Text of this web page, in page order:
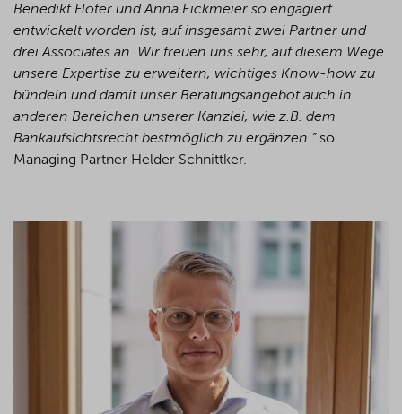
Benedikt Flöter und Anna Eickmeier so engagiert
entwickelt worden ist, auf insgesamt zwei Partner und
drei Associates an. Wir freuen uns sehr, auf diesem Wege
unsere Expertise zu erweitern, wichtiges Know-how zu
bündeln und damit unser Beratungsangebot auch in
anderen Bereichen unserer Kanzlei, wie z.B. dem
Bankaufsichtsrecht bestmöglich zu ergänzen.” so
Managing Partner Helder Schnittker.